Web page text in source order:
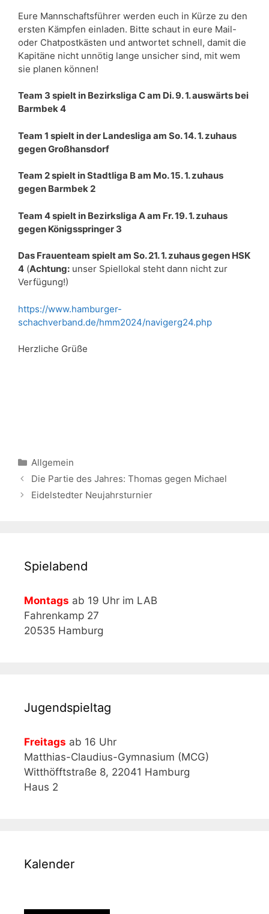
Eure Mannschaftsführer werden euch in Kürze zu den
ersten Kämpfen einladen. Bitte schaut in eure Mail-
oder Chatpostkästen und antwortet schnell, damit die
Kapitäne nicht unnötig lange unsicher sind, mit wem
sie planen können!
Team 3 spielt in Bezirksliga C am Di. 9. 1. auswärts bei
Barmbek 4
Team 1 spielt in der Landesliga am So. 14. 1. zuhaus
gegen Großhansdorf
Team 2 spielt in Stadtliga B am Mo. 15. 1. zuhaus
gegen Barmbek 2
Team 4 spielt in Bezirksliga A am Fr. 19. 1. zuhaus
gegen Königsspringer 3
Das Frauenteam spielt am So. 21. 1. zuhaus gegen HSK
4 (Achtung: unser Spiellokal steht dann nicht zur
Verfügung!)
https://www.hamburger-
schachverband.de/hmm2024/navigerg24.php
Herzliche Grüße
Kategorien
Allgemein
Die Partie des Jahres: Thomas gegen Michael
Eidelstedter Neujahrsturnier
Spielabend
Montags ab 19 Uhr im LAB
Fahrenkamp 27
20535 Hamburg
Jugendspieltag
Freitags ab 16 Uhr
Matthias-Claudius-Gymnasium (MCG)
Witthöfftstraße 8, 22041 Hamburg
Haus 2
Kalender